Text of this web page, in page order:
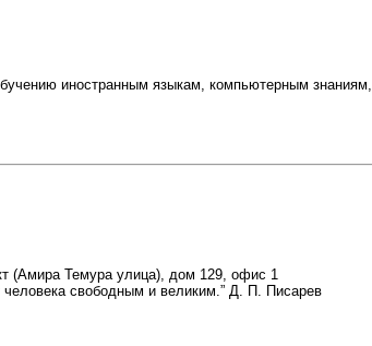
иностранным языкам, компьютерным знаниям,
(Амира Темура улица), дом 129, офис 1
человека свободным и великим.” Д. П. Писарев